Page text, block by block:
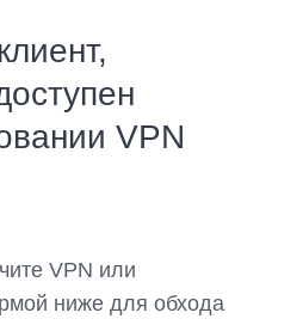
VPN
VPN или
ниже для обхода